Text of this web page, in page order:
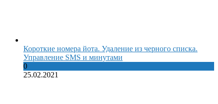
Короткие номера йота. Удаление из черного списка.
Управление SMS и минутами
0
25.02.2021